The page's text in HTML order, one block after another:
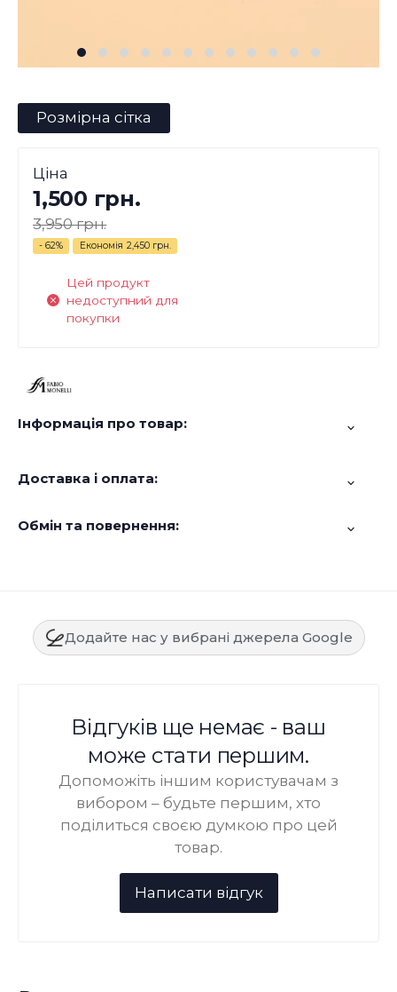
Розмірна сітка
Ціна
1,500 грн.
3,950 грн.
- 62% Економія 2,450 грн.
Цей продукт
недоступний для
покупки
Інформація про товар:
Доставка і оплата:
Обмін та повернення:
Додайте нас у вибрані джерела Google
Відгуків ще немає - ваш
може стати першим.
Допоможіть іншим користувачам з
вибором – будьте першим, хто
поділиться своєю думкою про цей
товар.